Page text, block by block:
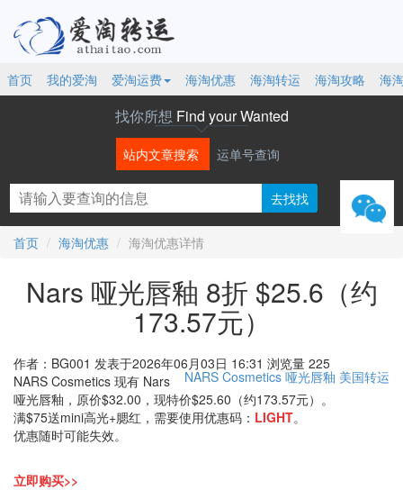
首页 我的爱淘 爱淘运费 海淘优惠 海淘转运 海淘攻略 海
找你所想 Find your Wanted
站内文章搜索 运单号查询
首页 海淘优惠 海淘优惠详情
Nars 哑光唇釉 8折 $25.6（约
173.57元）
作者：BG001 发表于2026年06月03日 16:31 浏览量 225
NARS Cosmetics 哑光唇釉 美国转运
NARS Cosmetics 现有 Nars
哑光唇釉，原价$32.00，现特价$25.60（约173.57元）。
满$75送mini高光+腮红，需要使用优惠码： LIGHT。
优惠随时可能失效。
立即购买>>